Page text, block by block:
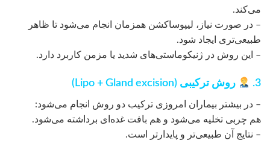
می‌کند.
– در صورت نیاز، لیپوساکشن همزمان انجام می‌شود تا ظاهر
طبیعی‌تری ایجاد شود.
– این روش در ژنیکوماستی‌های شدید یا مزمن کاربرد دارد.
3. روش ترکیبی (Lipo + Gland excision)
– در بیشتر بیماران امروزی ترکیب دو روش انجام می‌شود:
هم چربی تخلیه می‌شود و هم بافت غده‌ای برداشته می‌شود.
– نتایج آن طبیعی‌تر و پایدارتر است.